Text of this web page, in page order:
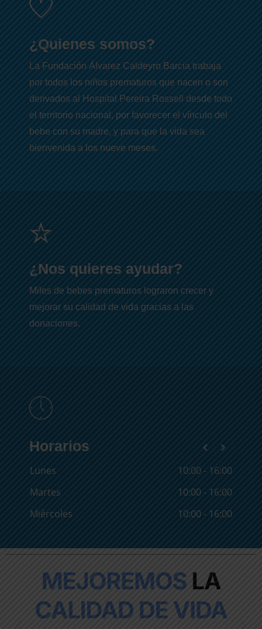
¿Quienes somos?
La Fundación Álvarez Caldeyro Barcia trabaja
por todos los niños prematuros que nacen o son
derivados al Hospital Pereira Rossell desde todo
el territorio nacional, por favorecer el vínculo del
bebe con su madre, y para que la vida sea
bienvenida a los nueve meses.
¿Nos quieres ayudar?
Miles de bebes prematuros lograron crecer y
mejorar su calidad de vida gracias a las
donaciones.
Horarios
Miércoles
Viernes
10:00 - 16:00
Lunes
10:00 - 16:00
Martes
10:00 - 16:00
Miércoles
10:00 - 16:00
Viernes
10:00 - 16:00
Lunes
10:00 - 16:00
Martes
10:00 - 16:00
Miércoles
10:00 - 16:00